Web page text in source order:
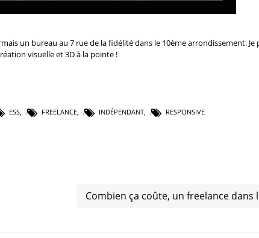
un bureau au 7 rue de la fidélité dans le 10ème arrondissement. Je
visuelle et 3Dà la pointe !
ESS, FREELANCE, INDÉPENDANT, RESPONSIVE
Combien ça coûte, un freelance dans